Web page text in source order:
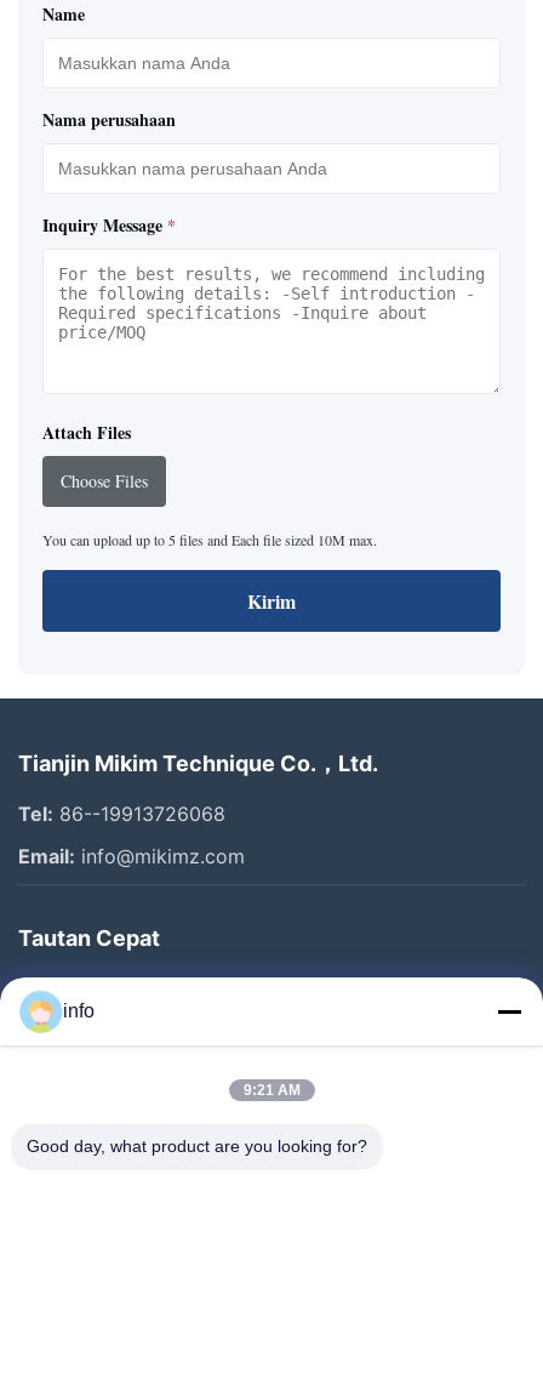
Name
Nama perusahaan
Inquiry Message *
Attach Files
Choose Files
You can upload up to 5 files and Each file sized 10M max.
Kirim
Tianjin Mikim Technique Co.，Ltd.
Tel: 86--19913726068
Email: info@mikimz.com
Tautan Cepat
Rumah
Produk
Tur Pabrik
info
9:21 AM
Good day, what product are you looking for?